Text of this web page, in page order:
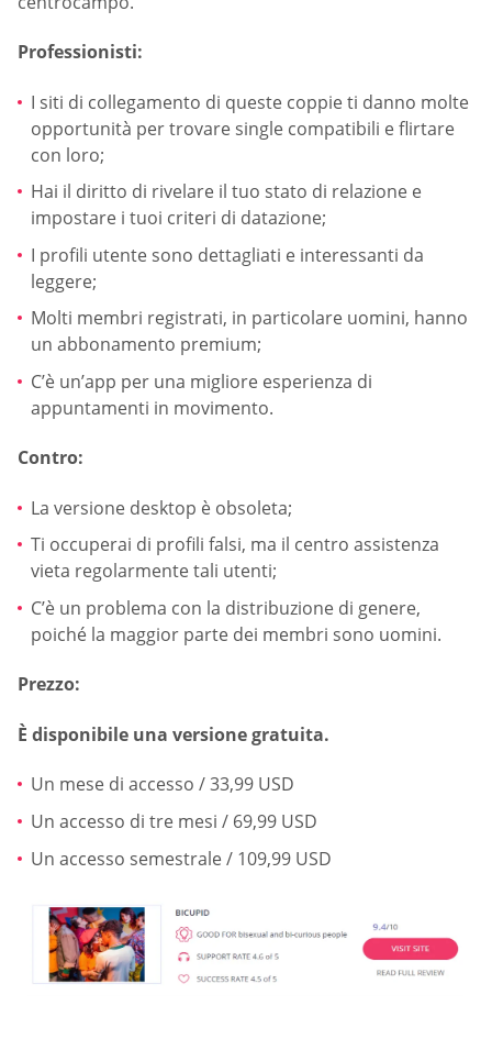
Professionisti:
I siti di collegamento di queste coppie ti danno molte
opportunità per trovare single compatibili e flirtare
con loro;
Hai il diritto di rivelare il tuo stato di relazione e
impostare i tuoi criteri di datazione;
I profili utente sono dettagliati e interessanti da
leggere;
Molti membri registrati, in particolare uomini, hanno
un abbonamento premium;
C’è un’app per una migliore esperienza di
appuntamenti in movimento.
Contro:
La versione desktop è obsoleta;
Ti occuperai di profili falsi, ma il centro assistenza
vieta regolarmente tali utenti;
C’è un problema con la distribuzione di genere,
poiché la maggior parte dei membri sono uomini.
Prezzo:
È disponibile una versione gratuita.
Un mese di accesso / 33,99 USD
Un accesso di tre mesi / 69,99 USD
Un accesso semestrale / 109,99 USD